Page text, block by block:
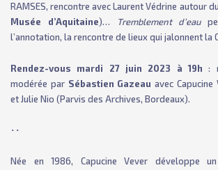
RAMSES, rencontre avec Laurent Védrine autour
Musée d’Aquitaine)… Tremblement d’eau
l’annotation, la rencontre de lieux qui jalonnent la
Rendez-vous mardi 27 juin 2023 à 19h:
modérée par Sébastien Gazeau avec Capucine
et Julie Nio (Parvis des Archives, Bordeaux).
･･
Née en 1986, Capucine Vever développe